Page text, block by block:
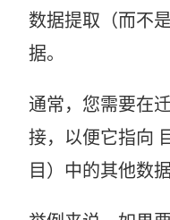
数据提取（而不
据。
通常，您需要在
接，以便它指向
目）中的其他数据